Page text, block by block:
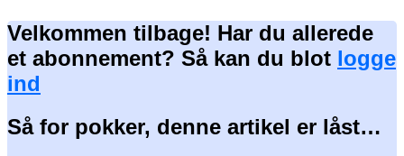
Velkommen tilbage! Har du allerede
et abonnement? Så kan du blot logge
ind
Så for pokker, denne artikel er låst…